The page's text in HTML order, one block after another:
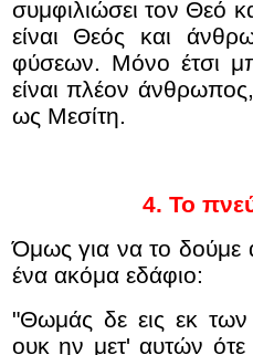
συμφιλιώσει τον Θεό
είναι Θεός και
φύσεων. Μόνο έτσι
είναι πλέον
ως Μεσίτη.
4. Το
Όμως για να το δούμε
ένα ακόμα εδάφιο:
"Θωμάς δε εις εκ
ουκ ην μετ' αυτών